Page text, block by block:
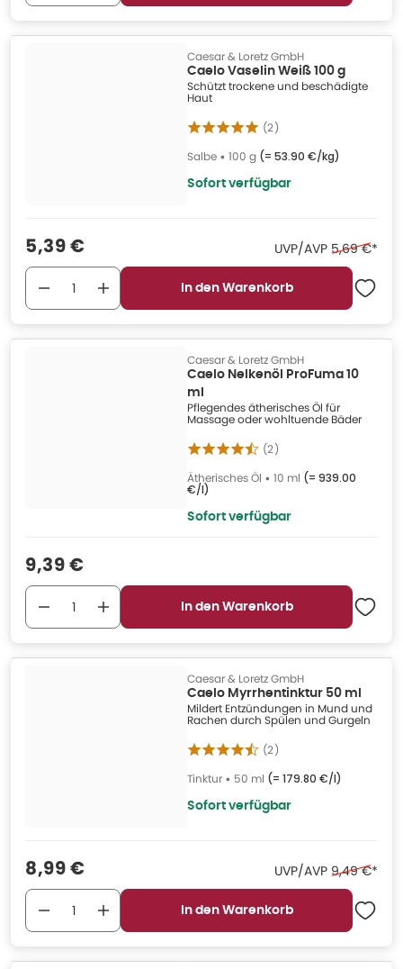
Caesar & Loretz GmbH
Caelo Vaselin Weiß 100 g
Schützt trockene und beschädigte
Haut
(2)
Salbe • 100 g (= 53.90 €/kg)
Sofort verfügbar
Verkaufspreis
5,39 € UVP/AVP Ehemaliger
5,69 €*
In den Warenkorb
Caesar & Loretz GmbH
Caelo Nelkenöl ProFuma 10
ml
Pflegendes ätherisches Öl für
Massage oder wohltuende Bäder
(2)
Ätherisches Öl • 10 ml (= 939.00
€/l)
Sofort verfügbar
Verkaufspreis
9,39 €
In den Warenkorb
Caesar & Loretz GmbH
Caelo Myrrhentinktur 50 ml
Mildert Entzündungen in Mund und
Rachen durch Spülen und Gurgeln
(2)
Tinktur • 50 ml (= 179.80 €/l)
Sofort verfügbar
Verkaufspreis
8,99 € UVP/AVP Ehemaliger
9,49 €*
In den Warenkorb